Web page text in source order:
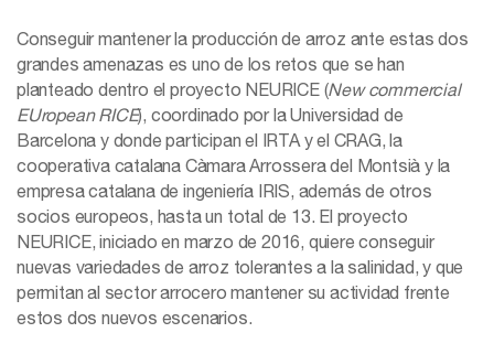
Conseguir mantener la producción de arroz ante estas dos
grandes amenazas es uno de los retos que se han
planteado dentro el proyecto NEURICE (New commercial
EUropean RICE), coordinado por la Universidad de
Barcelona y donde participan el IRTA y el CRAG, la
cooperativa catalana Càmara Arrossera del Montsià y la
empresa catalana de ingeniería IRIS, además de otros
socios europeos, hasta un total de 13. El proyecto
NEURICE, iniciado en marzo de 2016, quiere conseguir
nuevas variedades de arroz tolerantes a la salinidad, y que
permitan al sector arrocero mantener su actividad frente
estos dos nuevos escenarios.